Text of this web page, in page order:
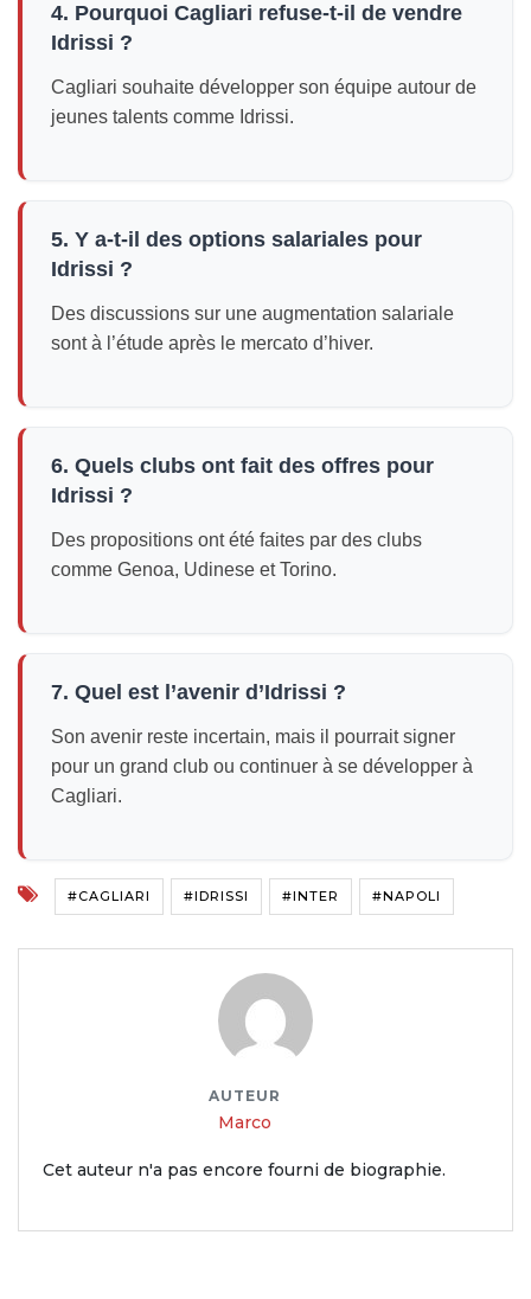
4. Pourquoi Cagliari refuse-t-il de vendre
Idrissi ?
Cagliari souhaite développer son équipe autour de
jeunes talents comme Idrissi.
5. Y a-t-il des options salariales pour
Idrissi ?
Des discussions sur une augmentation salariale
sont à l’étude après le mercato d’hiver.
6. Quels clubs ont fait des offres pour
Idrissi ?
Des propositions ont été faites par des clubs
comme Genoa, Udinese et Torino.
7. Quel est l’avenir d’Idrissi ?
Son avenir reste incertain, mais il pourrait signer
pour un grand club ou continuer à se développer à
Cagliari.
#CAGLIARI #IDRISSI #INTER #NAPOLI
AUTEUR
Marco
Cet auteur n'a pas encore fourni de biographie.